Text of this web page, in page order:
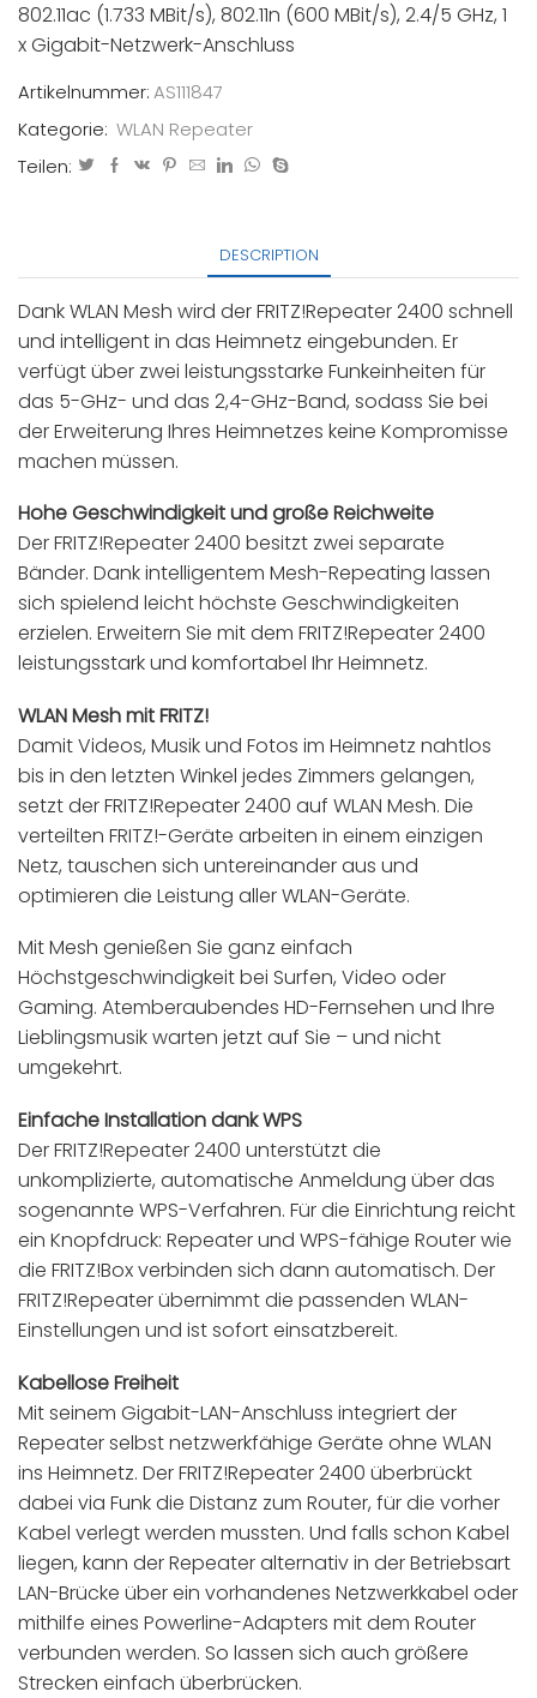
802.11ac (1.733 MBit/s), 802.11n (600 MBit/s), 2.4/5 GHz, 1
x Gigabit-Netzwerk-Anschluss
Artikelnummer:AS111847
Kategorie: WLAN Repeater
Teilen:
DESCRIPTION
Dank WLAN Mesh wird der FRITZ!Repeater 2400 schnell
und intelligent in das Heimnetz eingebunden. Er
verfügt über zwei leistungsstarke Funkeinheiten für
das 5-GHz- und das 2,4-GHz-Band, sodass Sie bei
der Erweiterung Ihres Heimnetzes keine Kompromisse
machen müssen.
Hohe Geschwindigkeit und große Reichweite
Der FRITZ!Repeater 2400 besitzt zwei separate
Bänder. Dank intelligentem Mesh-Repeating lassen
sich spielend leicht höchste Geschwindigkeiten
erzielen. Erweitern Sie mit dem FRITZ!Repeater 2400
leistungsstark und komfortabel Ihr Heimnetz.
WLAN Mesh mit FRITZ!
Damit Videos, Musik und Fotos im Heimnetz nahtlos
bis in den letzten Winkel jedes Zimmers gelangen,
setzt der FRITZ!Repeater 2400 auf WLAN Mesh. Die
verteilten FRITZ!-Geräte arbeiten in einem einzigen
Netz, tauschen sich untereinander aus und
optimieren die Leistung aller WLAN-Geräte.
Mit Mesh genießen Sie ganz einfach
Höchstgeschwindigkeit bei Surfen, Video oder
Gaming. Atemberaubendes HD-Fernsehen und Ihre
Lieblingsmusik warten jetzt auf Sie – und nicht
umgekehrt.
Einfache Installation dank WPS
Der FRITZ!Repeater 2400 unterstützt die
unkomplizierte, automatische Anmeldung über das
sogenannte WPS-Verfahren. Für die Einrichtung reicht
ein Knopfdruck: Repeater und WPS-fähige Router wie
die FRITZ!Box verbinden sich dann automatisch. Der
FRITZ!Repeater übernimmt die passenden WLAN-
Einstellungen und ist sofort einsatzbereit.
Kabellose Freiheit
Mit seinem Gigabit-LAN-Anschluss integriert der
Repeater selbst netzwerkfähige Geräte ohne WLAN
ins Heimnetz. Der FRITZ!Repeater 2400 überbrückt
dabei via Funk die Distanz zum Router, für die vorher
Kabel verlegt werden mussten. Und falls schon Kabel
liegen, kann der Repeater alternativ in der Betriebsart
LAN-Brücke über ein vorhandenes Netzwerkkabel oder
mithilfe eines Powerline-Adapters mit dem Router
verbunden werden. So lassen sich auch größere
Strecken einfach überbrücken.